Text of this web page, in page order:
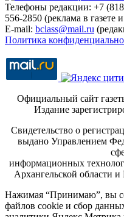
Телефоны редакции: +7
556-2850 (реклама в газете
E-mail: bclass@mail.ru
Политика
Официальный сайт
Издание
Свидетельство о
выдано Управлением
информационных
Архангельской области
Нажимая “Принимаю”, вы
файлов cookie и сбор